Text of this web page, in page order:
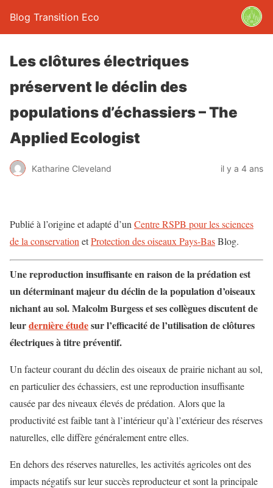
Blog Transition Eco
Les clôtures électriques
préservent le déclin des
populations d’échassiers – The
Applied Ecologist
Katharine Cleveland il y a 4 ans
Publié à l’origine et adapté d’un Centre RSPB pour les sciences
de la conservation etProtection des oiseaux Pays-BasBlog.
Une reproduction insuffisante en raison de la prédation est
un déterminant majeur du déclin de la population d’oiseaux
nichant au sol. Malcolm Burgess et ses collègues discutent de
leurdernière étudesur l’efficacité de l’utilisation de clôtures
électriques à titre préventif.
Un facteur courant du déclin des oiseaux de prairie nichant au sol,
en particulier des échassiers, est une reproduction insuffisante
causée par des niveaux élevés de prédation. Alors que la
productivité est faible tant à l’intérieur qu’à l’extérieur des réserves
naturelles, elle diffère généralement entre elles.
En dehors des réserves naturelles, les activités agricoles ont des
impacts négatifs sur leur succès reproducteur et sont la principale